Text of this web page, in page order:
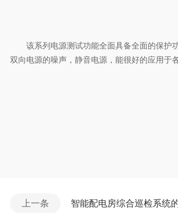
该系列电源测试功能全面具备全面的保护
双向电源的噪声，静音电源，能很好的应用于
上一条 智能配电房综合巡检系统